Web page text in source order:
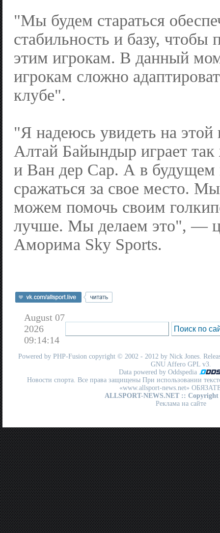
"Мы будем стараться
стабильность и базу, чтобы
этим игрокам. В данный
игрокам сложно
клубе".
"Я надеюсь увидеть на этой
Алтай Байындыр играет
и Ван дер Сар. А в будущем
сражаться за свое место.
можем помочь своим
лучше. Мы делаем это", —
Аморима Sky Sports.
August 07
2026
09:14:14
Powered by PHP-Fusion copyright © 2002 - 2012 by Nick Jones.
GNU Affero GPL v3.
Data powered by Oddspedia
Новости спорта. Все права защищены При использовании
«www.allsport-news.net»
ALLSPORT-NEWS.NET :: Copyright
Реклама на сайте